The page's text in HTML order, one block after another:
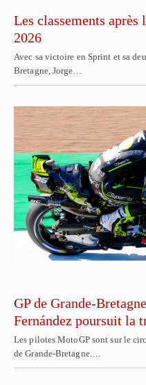
Les classements après
2026
Avec sa victoire en Sprint et sa
Bretagne, Jorge…
GP de Grande-
Fernández poursuit la
Les pilotes MotoGP sont sur le
de Grande-Bretagne.…